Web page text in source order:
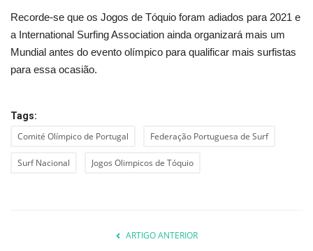
Recorde-se que os Jogos de Tóquio foram adiados para 2021 e
a International Surfing Association ainda organizará mais um
Mundial antes do evento olímpico para qualificar mais surfistas
para essa ocasião.
Tags:
Comité Olímpico de Portugal Federação Portuguesa de Surf
Surf Nacional Jogos Olimpicos de Tóquio
ARTIGO ANTERIOR